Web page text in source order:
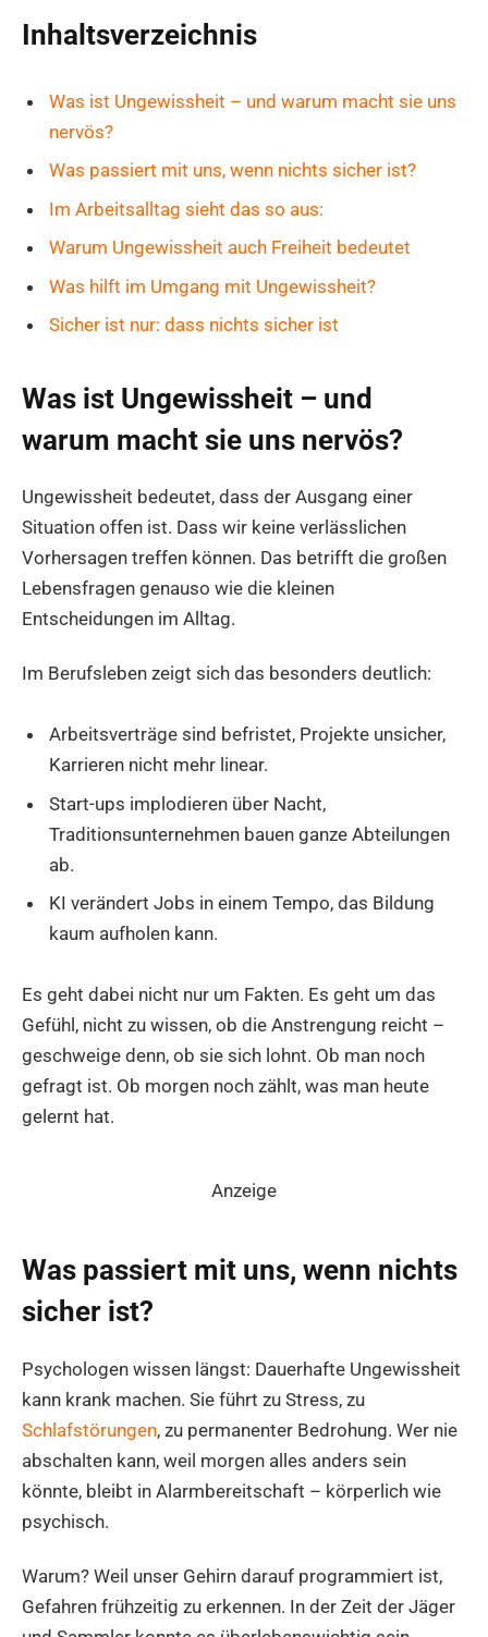
Inhaltsverzeichnis
Was ist Ungewissheit – und warum macht sie uns
nervös?
Was passiert mit uns, wenn nichts sicher ist?
Im Arbeitsalltag sieht das so aus:
Warum Ungewissheit auch Freiheit bedeutet
Was hilft im Umgang mit Ungewissheit?
Sicher ist nur: dass nichts sicher ist
Was ist Ungewissheit – und
warum macht sie uns nervös?
Ungewissheit bedeutet, dass der Ausgang einer
Situation offen ist. Dass wir keine verlässlichen
Vorhersagen treffen können. Das betrifft die großen
Lebensfragen genauso wie die kleinen
Entscheidungen im Alltag.
Im Berufsleben zeigt sich das besonders deutlich:
Arbeitsverträge sind befristet, Projekte unsicher,
Karrieren nicht mehr linear.
Start-ups implodieren über Nacht,
Traditionsunternehmen bauen ganze Abteilungen
ab.
KI verändert Jobs in einem Tempo, das Bildung
kaum aufholen kann.
Es geht dabei nicht nur um Fakten. Es geht um das
Gefühl, nicht zu wissen, ob die Anstrengung reicht –
geschweige denn, ob sie sich lohnt. Ob man noch
gefragt ist. Ob morgen noch zählt, was man heute
gelernt hat.
Anzeige
Was passiert mit uns, wenn nichts
sicher ist?
Psychologen wissen längst: Dauerhafte Ungewissheit
kann krank machen. Sie führt zu Stress, zu
Schlafstörungen, zu permanenter Bedrohung. Wer nie
abschalten kann, weil morgen alles anders sein
könnte, bleibt in Alarmbereitschaft – körperlich wie
psychisch.
Warum? Weil unser Gehirn darauf programmiert ist,
Gefahren frühzeitig zu erkennen. In der Zeit der Jäger